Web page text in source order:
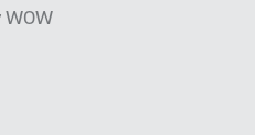
WOW לעסקים